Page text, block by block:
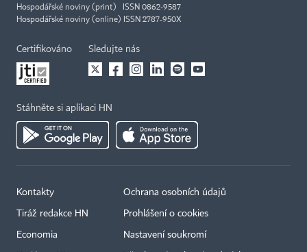
Hospodářské noviny (print) ISSN 0862-9587
Hospodářské noviny (online) ISSN 2787-950X
Certifikováno Sledujte nás
Stáhněte si aplikaci HN
Kontakty
Tiráž redakce HN
Economia
Ochrana osobních údajů
Prohlášení o cookies
Nastavení soukromí